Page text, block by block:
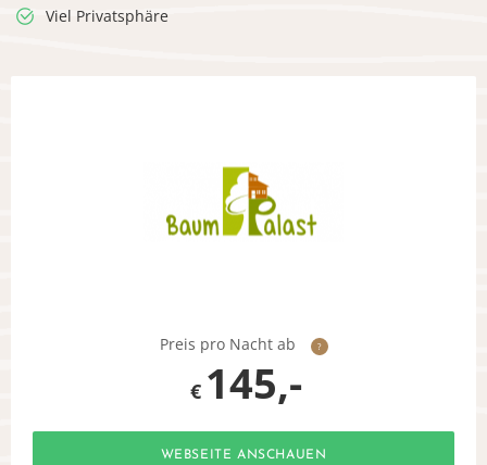
Viel Privatsphäre
Preis pro Nacht ab ?
€ 145,-
WEBSEITE ANSCHAUEN